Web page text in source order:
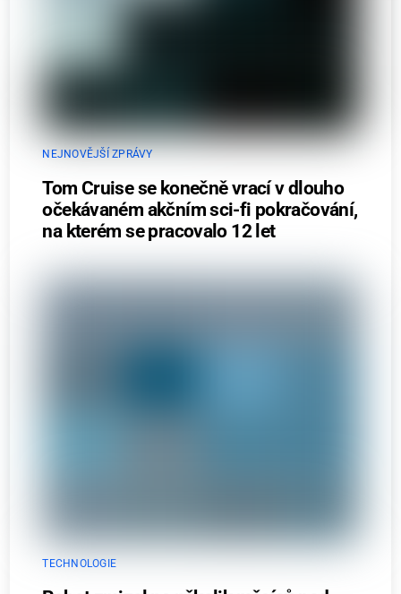
NEJNOVĚJŠÍ ZPRÁVY
Tom Cruise se konečně vrací v dlouho
očekávaném akčním sci-fi pokračování,
na kterém se pracovalo 12 let
TECHNOLOGIE